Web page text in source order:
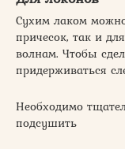
Сухим лаком
причесок, так и
волнам. Чтобы
придерживаться
Необходимо
подсушить